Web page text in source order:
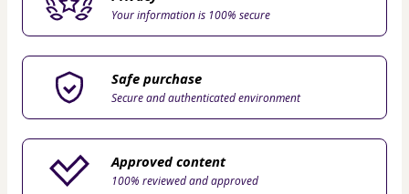
Your information is 100% secure
Safe purchase
Secure and authenticated environment
Approved content
100% reviewed and approved